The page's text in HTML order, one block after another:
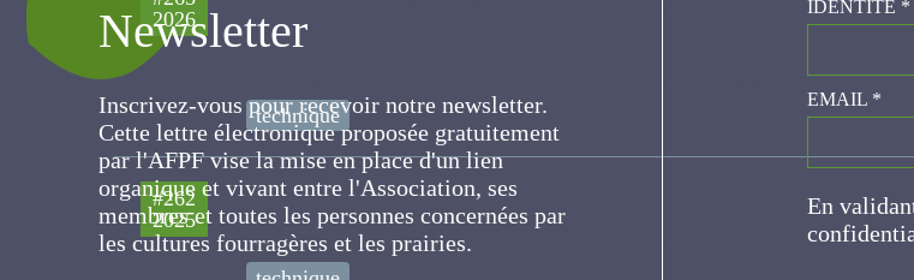
changement climatique
technique
#262
2025 Les cultures fourragères estivales : une ressource
GIGOT Carole, DUCHENE DAVID, Morand Elodie, DOUINE CLAIRE, PIERRE
technique
Newsletter
Inscrivez-vous pour recevoir notre newsletter.
Cette lettre électronique proposée
gratuitement par l'AFPF vise la mise en place
d'un lien organique et vivant entre
l'Association, ses membres et toutes les
personnes concernées par les cultures
fourragères et les prairies.
EMAIL*
En
de